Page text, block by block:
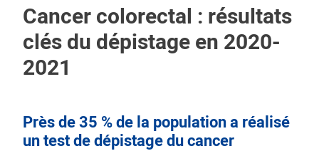
Cancer colorectal : résultats
clés du dépistage en 2020-
2021
Près de 35 % de la population a réalisé
un test de dépistage du cancer